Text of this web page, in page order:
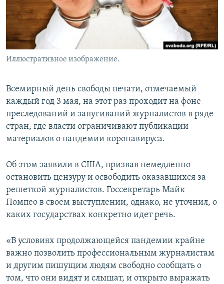
Иллюстративное изображение.
Всемирный день свободы печати, отмечаемый
каждый год 3 мая, на этот раз проходит на фоне
преследований и запугиваний журналистов в ряде
стран, где власти ограничивают публикации
материалов о пандемии коронавируса.
Об этом заявили в США, призвав немедленно
остановить цензуру и освободить оказавшихся за
решеткой журналистов. Госсекретарь Майк
Помпео в своем выступлении, однако, не уточнил, о
каких государствах конкретно идет речь.
«В условиях продолжающейся пандемии крайне
важно позволить профессиональным журналистам
и другим пишущим людям свободно сообщать о
том, что они видят и слышат, и открыто выражать